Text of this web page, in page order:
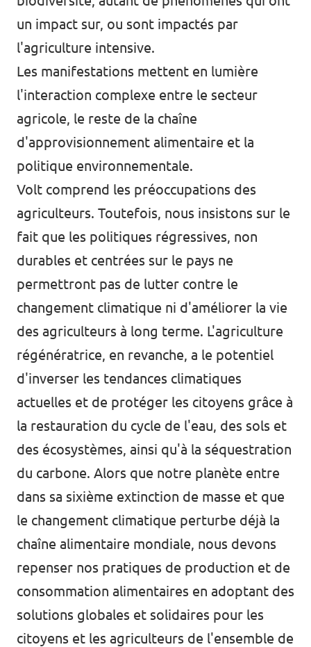
un impact sur, ou sont impactés par
l'agriculture intensive.
Les manifestations mettent en lumière
l'interaction complexe entre le secteur
agricole, le reste de la chaîne
d'approvisionnement alimentaire et la
politique environnementale.
Volt comprend les préoccupations des
agriculteurs. Toutefois, nous insistons sur le
fait que les politiques régressives, non
durables et centrées sur le pays ne
permettront pas de lutter contre le
changement climatique ni d'améliorer la vie
des agriculteurs à long terme. L'agriculture
régénératrice, en revanche, a le potentiel
d'inverser les tendances climatiques
actuelles et de protéger les citoyens grâce à
la restauration du cycle de l'eau, des sols et
des écosystèmes, ainsi qu'à la séquestration
du carbone. Alors que notre planète entre
dans sa sixième extinction de masse et que
le changement climatique perturbe déjà la
chaîne alimentaire mondiale, nous devons
repenser nos pratiques de production et de
consommation alimentaires en adoptant des
solutions globales et solidaires pour les
citoyens et les agriculteurs de l'ensemble de